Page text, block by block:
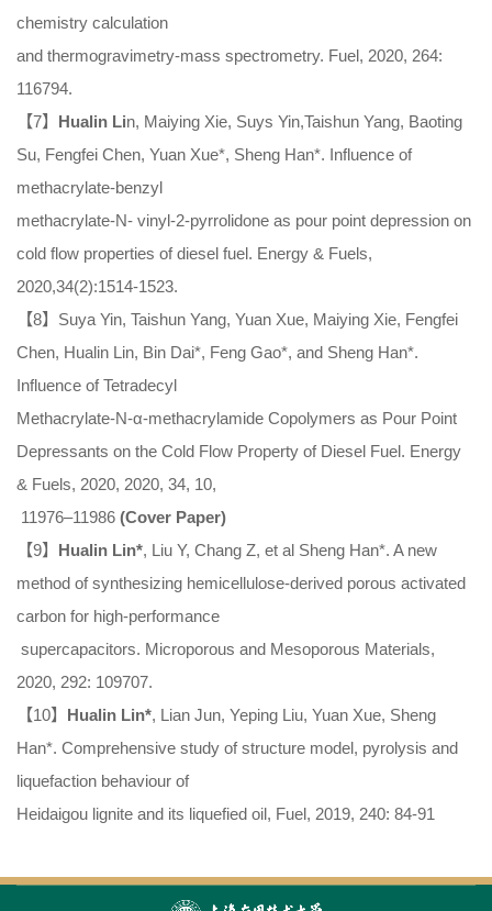
chemistry calculation
and thermogravimetry-mass spectrometry. Fuel, 2020, 264:
116794.
【7】 Hualin Lin, Maiying Xie, Suys Yin,Taishun Yang, Baoting
Su, Fengfei Chen, Yuan Xue*, Sheng Han*. Influence of
methacrylate-benzyl
methacrylate-N- vinyl-2-pyrrolidone as pour point depression on
cold flow properties of diesel fuel. Energy & Fuels,
2020,34(2):1514-1523.
【8】Suya Yin, Taishun Yang, Yuan Xue, Maiying Xie, Fengfei
Chen, Hualin Lin, Bin Dai*, Feng Gao*, and Sheng Han*.
Influence of Tetradecyl
Methacrylate-N-α-methacrylamide Copolymers as Pour Point
Depressants on the Cold Flow Property of Diesel Fuel. Energy
& Fuels, 2020, 2020, 34, 10,
11976–11986 (Cover Paper)
【9】 Hualin Lin*, Liu Y, Chang Z, et al Sheng Han*. A new
method of synthesizing hemicellulose-derived porous activated
carbon for high-performance
supercapacitors. Microporous and Mesoporous Materials,
2020, 292: 109707.
【10】 Hualin Lin*, Lian Jun, Yeping Liu, Yuan Xue, Sheng
Han*. Comprehensive study of structure model, pyrolysis and
liquefaction behaviour of
Heidaigou lignite and its liquefied oil, Fuel, 2019, 240: 84-91